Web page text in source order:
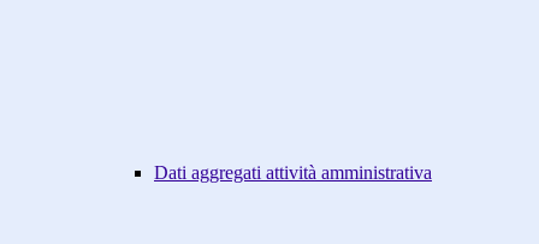
Dati aggregati attività amministrativa